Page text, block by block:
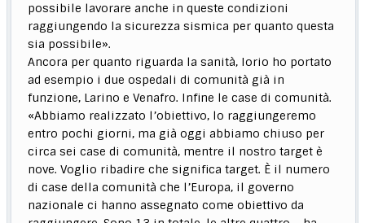
possibile lavorare anche in queste condizioni
raggiungendo la sicurezza sismica per quanto questa
sia possibile».
Ancora per quanto riguarda la sanità, Iorio ho portato
ad esempio i due ospedali di comunità già in
funzione, Larino e Venafro. Infine le case di comunità.
«Abbiamo realizzato l’obiettivo, lo raggiungeremo
entro pochi giorni, ma già oggi abbiamo chiuso per
circa sei case di comunità, mentre il nostro target è
nove. Voglio ribadire che significa target. È il numero
di case della comunità che l’Europa, il governo
nazionale ci hanno assegnato come obiettivo da